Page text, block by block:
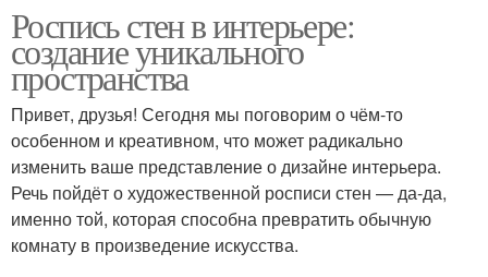
Роспись стен в интерьере:
создание уникального
пространства
Привет, друзья! Сегодня мы поговорим о чём-то
особенном и креативном, что может радикально
изменить ваше представление о дизайне интерьера.
Речь пойдёт о художественной росписи стен — да-да,
именно той, которая способна превратить обычную
комнату в произведение искусства.